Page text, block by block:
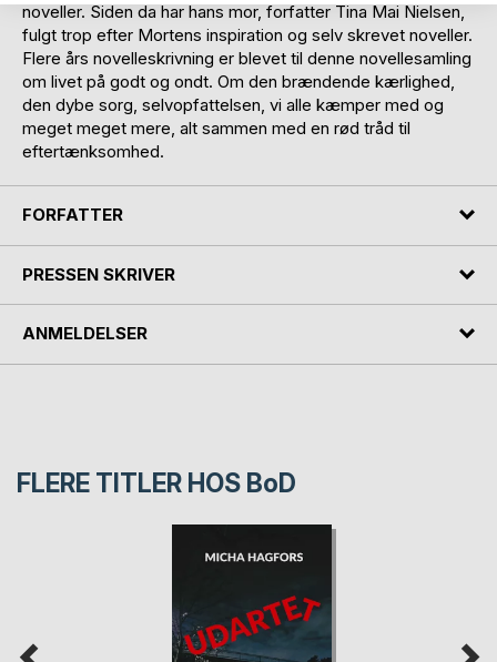
noveller. Siden da har hans mor, forfatter Tina Mai Nielsen,
fulgt trop efter Mortens inspiration og selv skrevet noveller.
Flere års novelleskrivning er blevet til denne novellesamling
om livet på godt og ondt. Om den brændende kærlighed,
den dybe sorg, selvopfattelsen, vi alle kæmper med og
meget meget mere, alt sammen med en rød tråd til
eftertænksomhed.
FORFATTER
PRESSEN SKRIVER
ANMELDELSER
FLERE TITLER HOS BoD